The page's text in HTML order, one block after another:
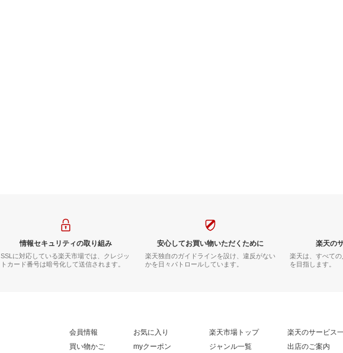
情報セキュリティの取り組み
SSLに対応している楽天市場では、クレジッ
トカード番号は暗号化して送信されます。
安心してお買い物いただくために
楽天独自のガイドラインを設け、違反がない
かを日々パトロールしています。
楽天の
楽天は、すべて
を目指します。
会員情報
買い物かご
お気に入り
myクーポン
楽天市場トップ
ジャンル一覧
楽天のサービス
出店のご案内